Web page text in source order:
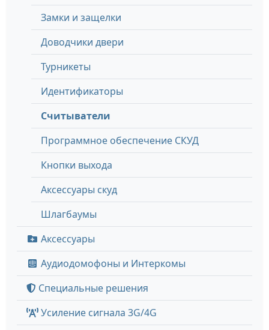
Замки и защелки
Доводчики двери
Турникеты
Идентификаторы
Считыватели
Программное обеспечение СКУД
Кнопки выхода
Аксессуары скуд
Шлагбаумы
Аксессуары
Аудиодомофоны и Интеркомы
Специальные решения
Усиление сигнала 3G/4G